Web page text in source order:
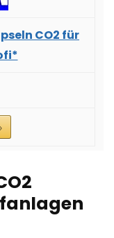
CO2 für